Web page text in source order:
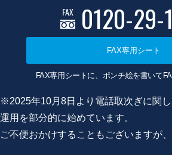
FAX 0120-29-
FAX専用シート
FAX専用シートに、ポンチ絵を書いて
※2025年10月8日より電話取次ぎに関
運用を部分的に始めています。
ご不便おかけすることもございますが